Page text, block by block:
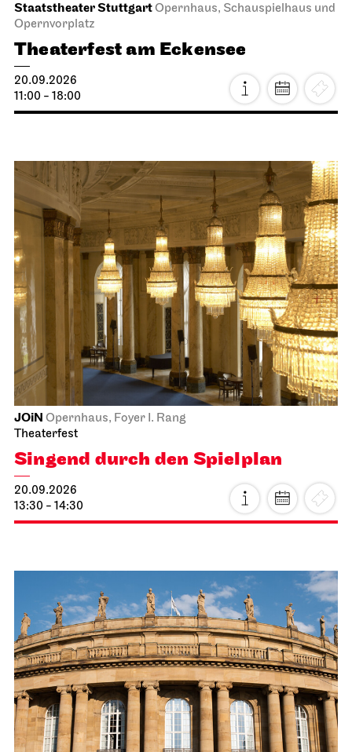
Staatstheater StuttgartOpernhaus, Schauspielhaus und
Opernvorplatz
Theaterfest am Eckensee
20.09.2026
11:00 - 18:00
JOiN Opernhaus, Foyer I. Rang
Theaterfest
Singend durch den Spielplan
20.09.2026
13:30 - 14:30